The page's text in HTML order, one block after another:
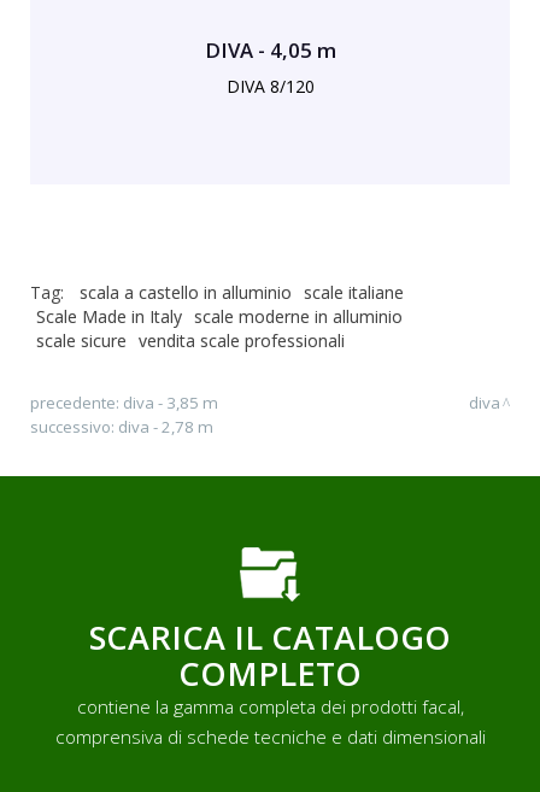
DIVA - 4,05 m
DIVA 8/120
Tag: scala a castello in alluminio scale italiane
Scale Made in Italy scale moderne in alluminio
scale sicure vendita scale professionali
precedente: diva - 3,85 m
successivo: diva - 2,78 m
diva
SCARICA IL CATALOGO
COMPLETO
contiene la gamma completa dei prodotti facal,
comprensiva di schede tecniche e dati dimensionali